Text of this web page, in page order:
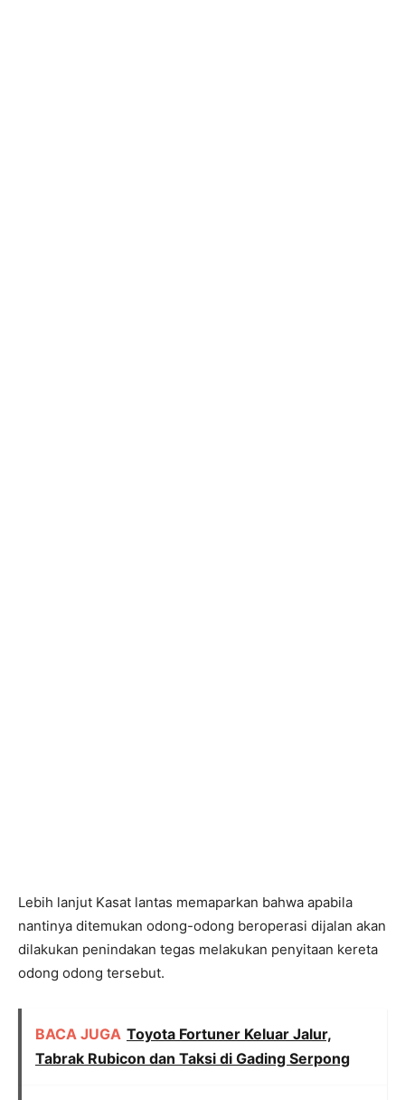
Lebih lanjut Kasat lantas memaparkan bahwa apabila
nantinya ditemukan odong-odong beroperasi dijalan akan
dilakukan penindakan tegas melakukan penyitaan kereta
odong odong tersebut.
BACA JUGA Toyota Fortuner Keluar Jalur,
Tabrak Rubicon dan Taksi di Gading Serpong